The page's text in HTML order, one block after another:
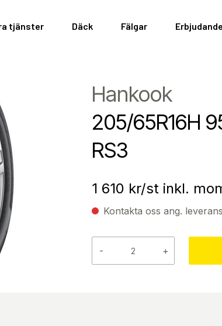
tjänster Däck Fälgar
Hankook
205/65R16H
RS3
1 610 kr/st inkl.
Kontakta oss ang.
- +